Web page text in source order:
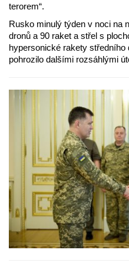
terorem“.
Rusko minulý týden v noci na
dronů a 90 raket a střel s
hypersonické rakety
pohrozilo dalšími rozsáhlými